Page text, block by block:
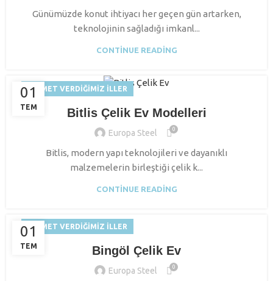
Günümüzde konut ihtiyacı her geçen gün artarken,
teknolojinin sağladığı imkanl...
CONTINUE READING
01
TEM
HIZMET VERDIĞIMIZ İLLER
Bitlis Çelik Ev Modelleri
Europa Steel 0
Bitlis, modern yapı teknolojileri ve dayanıklı
malzemelerin birleştiği çelik k...
CONTINUE READING
01
TEM
HIZMET VERDIĞIMIZ İLLER
Bingöl Çelik Ev
Europa Steel 0